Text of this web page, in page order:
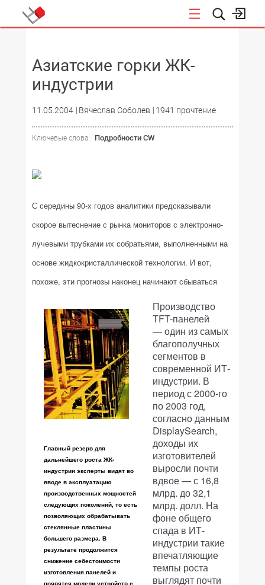
Азиатские горки ЖК-
индустрии
11.05.2004 Вячеслав Соболев 1941 прочтение
Ключевые слова : Подробности CW
С середины 90-х годов аналитики предсказывали
скорое вытеснение с рынка мониторов с электронно-
лучевыми трубками их собратьями, выполненными на
основе жидкокристаллической технологии. И вот,
похоже, эти прогнозы наконец начинают сбываться
Главный резерв для
дальнейшего роста ЖК-
индустрии эксперты видят во
вводе в эксплуатацию
производственных мощностей
следующих поколений, то есть
позволяющих обрабатывать
стеклянные пластины
большего размера. В
результате продолжится
снижение себестоимости
изготовления панелей и
появятся модели устройств с
Производство
TFT-панелей
— один из самых
благополучных
сегментов в
современной ИТ-
индустрии. В
период с 2000-го
по 2003 год,
согласно данным
DisplaySearch,
доходы их
изготовителей
выросли почти
вдвое — с 16,8
млрд. до 32,1
млрд. долл. На
фоне общего
спада в ИТ-
индустрии такие
впечатляющие
темпы роста
выглядят почти